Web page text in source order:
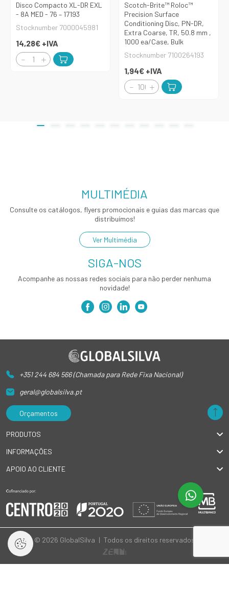
Disco Compacto XL-DR EXL
- 8A MED - 76 – 17193
Stocknumber 7000045981
14,28€ +IVA
Scotch-Brite™ Roloc™
Precision Surface
Conditioning Disc, PN-DR,
Extra Coarse, TR, 50.8 mm ,
1000 ea/Case, Bulk
Stocknumber 7100264193
1,94€ +IVA
MULTIMÉDIA
Consulte os catálogos, flyers promocionais e guias das marcas que
distribuímos!
Ver Multimédia
SIGA-NOS
Acompanhe as nossas redes sociais para não perder nenhuma
novidade!
+351 244 684 566 (Chamada para Rede Fixa Nacional)
geral@globalsilva.pt
Orçamentos
PRODUTOS
INFORMAÇÕES
APOIO AO CLIENTE
© 2026 GlobalSilva | Todos os direitos reservados